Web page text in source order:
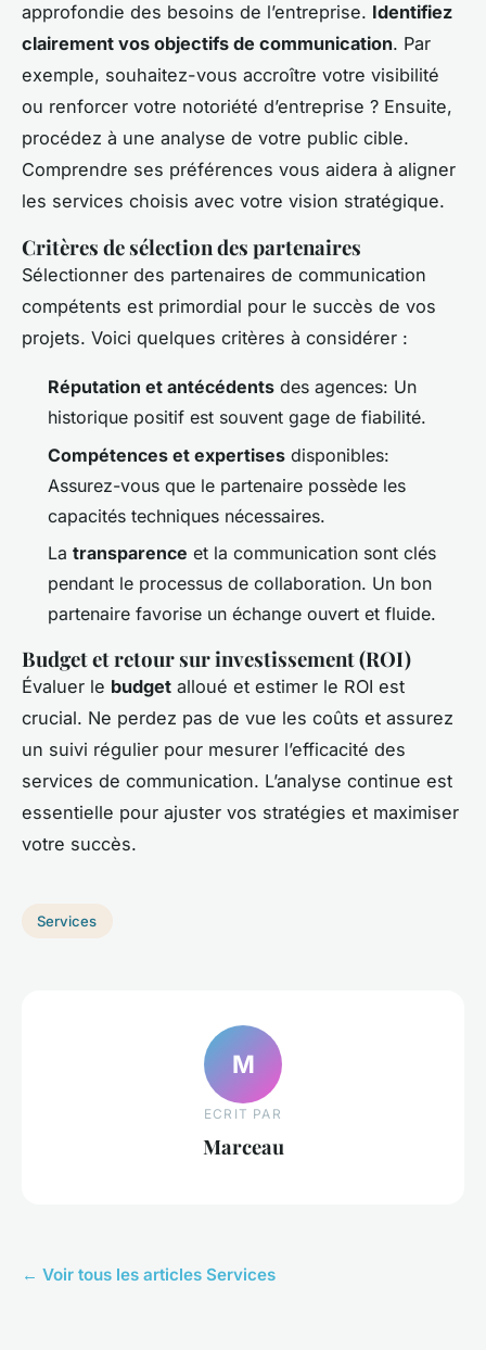
approfondie des besoins de l’entreprise. Identifiez
clairement vos objectifs de communication. Par
exemple, souhaitez-vous accroître votre visibilité
ou renforcer votre notoriété d’entreprise ? Ensuite,
procédez à une analyse de votre public cible.
Comprendre ses préférences vous aidera à aligner
les services choisis avec votre vision stratégique.
Critères de sélection des partenaires
Sélectionner des partenaires de communication
compétents est primordial pour le succès de vos
projets. Voici quelques critères à considérer :
Réputation et antécédents des agences: Un
historique positif est souvent gage de fiabilité.
Compétences et expertises disponibles:
Assurez-vous que le partenaire possède les
capacités techniques nécessaires.
La transparence et la communication sont clés
pendant le processus de collaboration. Un bon
partenaire favorise un échange ouvert et fluide.
Budget et retour sur investissement (ROI)
Évaluer le budget alloué et estimer le ROI est
crucial. Ne perdez pas de vue les coûts et assurez
un suivi régulier pour mesurer l’efficacité des
services de communication. L’analyse continue est
essentielle pour ajuster vos stratégies et maximiser
votre succès.
Services
M
ECRIT PAR
Marceau
← Voir tous les articles Services